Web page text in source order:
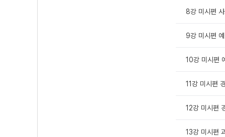
8강 미시편
9강 미시편
10강 미시편
11강 미시편
12강 미시편
13강 미시편